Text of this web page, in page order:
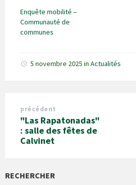
Enquête mobilité –
Communauté de
communes
5 novembre 2025 in Actualités
précédent
"Las Rapatonadas"
: salle des fêtes de
Calvinet
RECHERCHER